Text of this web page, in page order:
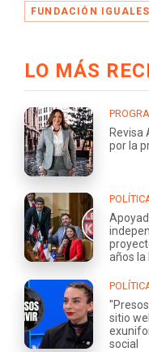
FUNDACIÓN IGUALES
LO MÁS
Revisa
por la
años la
sitio
social